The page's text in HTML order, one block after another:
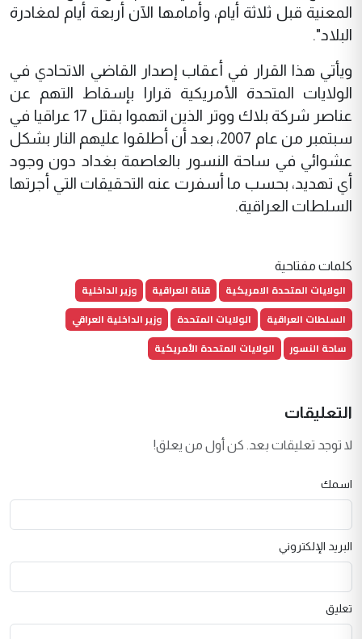
المعنية قبل ثلاثة أيام، وأمامها الآن أربعة أيام لمغادرة
البلاد".
ويأتي هذا القرار في أعقاب إصدار القاضي الاتحادي في
الولايات المتحدة الأمريكية قرارا بإسقاط التهم عن
عناصر شركة بلاك ووتر الذين اتهموا بقتل 17 عراقيا في
سبتمبر من عام 2007، بعد أن أطلقوا عليهم النار بشكل
عشوائي في ساحة النسور بالعاصمة بغداد دون وجود
أي تهديد، بحسب ما أسفرت عنه التحقيقات التي أجرتها
السلطات العراقية.
كلمات مفتاحية
الولايات المتحدة الامريكية قناة العراقية
وزير الداخلية
السلطات العراقية
الولايات المتحدة
وزير الداخلية العراقي
ساحة النسور
الولايات المتحدة الأمريكية
التعليقات
لا توجد تعليقات بعد. كن أول من يعلق!
اسمك
البريد الإلكتروني
تعليق